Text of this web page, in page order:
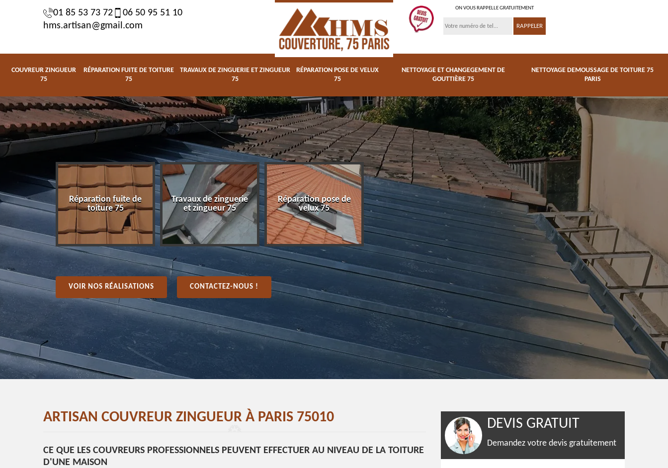
01 85 53 73 72
06 50 95 51 10
hms.artisan@gmail.com
ON VOUS RAPPELLE GRATUITEMENT
COUVREUR ZINGUEUR
75
RÉPARATION FUITE DE TOITURE
75
TRAVAUX DE ZINGUERIE ET ZINGUEUR
75
RÉPARATION POSE DE VELUX
75
NETTOYAGE ET CHANGEGEMENT DE
GOUTTIÈRE 75
NETTOYAGE DEMOUSSAGE DE TOITURE 75
PARIS
75
Réparation fuite de
toiture 75
Travaux de zinguerie
et zingueur 75
Réparation pose de
velux 75
Nettoyage et
changegement de
gouttière 75
Nettoyage
demoussage de
toiture 75 Paris
Couvreur zingueur 75
VOIR NOS RÉALISATIONS CONTACTEZ-NOUS !
ARTISAN COUVREUR ZINGUEUR À PARIS 75010
CE QUE LES COUVREURS PROFESSIONNELS PEUVENT EFFECTUER AU NIVEAU DE LA TOITURE
D'UNE MAISON
DEVIS GRATUIT
Demandez votre devis gratuitement